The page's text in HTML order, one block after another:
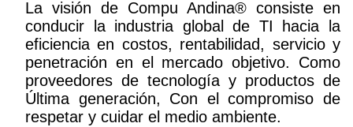
La visión de Compu Andina® consiste en
conducir la industria global de TI hacia la
eficiencia en costos, rentabilidad, servicio y
penetración en el mercado objetivo. Como
proveedores de tecnología y productos de
Última generación, Con el compromiso de
respetar y cuidar el medio ambiente.